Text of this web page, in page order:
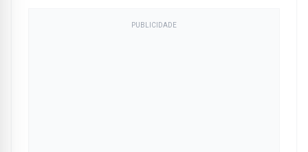
PUBLICIDADE